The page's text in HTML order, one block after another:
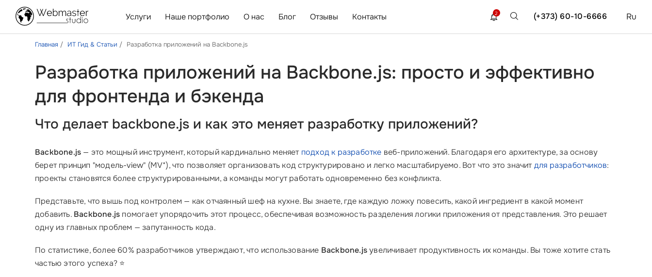
Услуги Наше портфолио О нас Блог Отзывы Контакты Ru
(+373) 60-10-6666
2
Главная ИТ Гид & Статьи Разработка приложений на Backbone.js
Разработка приложений на Backbone.js: просто и эффективно
для фронтенда и бэкенда
Что делает backbone.js и как это меняет разработку приложений?
Backbone.js — это мощный инструмент, который кардинально меняет подход к разработке веб-приложений. Благодаря его архитектуре, за основу
берет принцип "модель-view" (MV*), что позволяет организовать код структурировано и легко масштабируемо. Вот что это значитдля разработчиков:
проекты становятся более структурированными, а команды могут работать одновременно без конфликта.
Представьте, что вышь под контролем — как отчаянный шеф на кухне. Вы знаете, где каждую ложку повесить, какой ингредиент в какой момент
добавить. Backbone.js помогает упорядочить этот процесс, обеспечивая возможность разделения логики приложения от представления. Это решает
одну из главных проблем — запутанность кода.
По статистике, более 60% разработчиков утверждают, что использование Backbone.jsувеличивает продуктивность их команды. Вы тоже хотите стать
частью этого успеха? ⭐